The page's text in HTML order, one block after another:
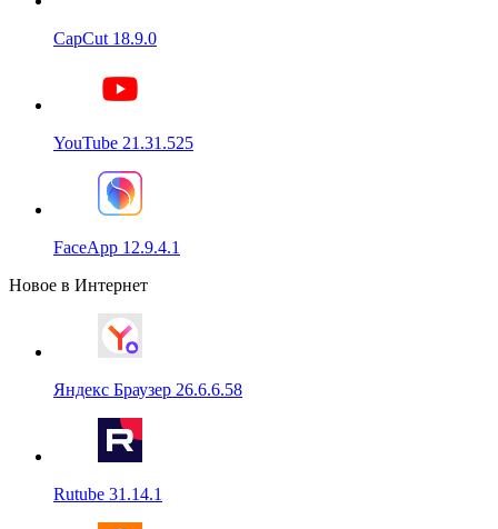
CapCut 18.9.0
YouTube 21.31.525
FaceApp 12.9.4.1
Новое в Интернет
Яндекс Браузер 26.6.6.58
Rutube 31.14.1